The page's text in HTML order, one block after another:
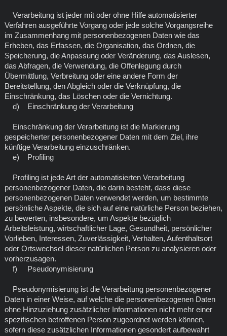
Verarbeitung ist jeder mit oder ohne Hilfe automatisierter
Verfahren ausgeführte Vorgang oder jede solche Vorgangsreihe
im Zusammenhang mit personenbezogenen Daten wie das
Erheben, das Erfassen, die Organisation, das Ordnen, die
Speicherung, die Anpassung oder Veränderung, das Auslesen,
das Abfragen, die Verwendung, die Offenlegung durch
Übermittlung, Verbreitung oder eine andere Form der
Bereitstellung, den Abgleich oder die Verknüpfung, die
Einschränkung, das Löschen oder die Vernichtung.
d) Einschränkung der Verarbeitung
Einschränkung der Verarbeitung ist die Markierung
gespeicherter personenbezogener Daten mit dem Ziel, ihre
künftige Verarbeitung einzuschränken.
e) Profiling
Profiling ist jede Art der automatisierten Verarbeitung
personenbezogener Daten, die darin besteht, dass diese
personenbezogenen Daten verwendet werden, um bestimmte
persönliche Aspekte, die sich auf eine natürliche Person beziehen,
zu bewerten, insbesondere, um Aspekte bezüglich
Arbeitsleistung, wirtschaftlicher Lage, Gesundheit, persönlicher
Vorlieben, Interessen, Zuverlässigkeit, Verhalten, Aufenthaltsort
oder Ortswechsel dieser natürlichen Person zu analysieren oder
vorherzusagen.
f) Pseudonymisierung
Pseudonymisierung ist die Verarbeitung personenbezogener
Daten in einer Weise, auf welche die personenbezogenen Daten
ohne Hinzuziehung zusätzlicher Informationen nicht mehr einer
spezifischen betroffenen Person zugeordnet werden können,
sofern diese zusätzlichen Informationen gesondert aufbewahrt